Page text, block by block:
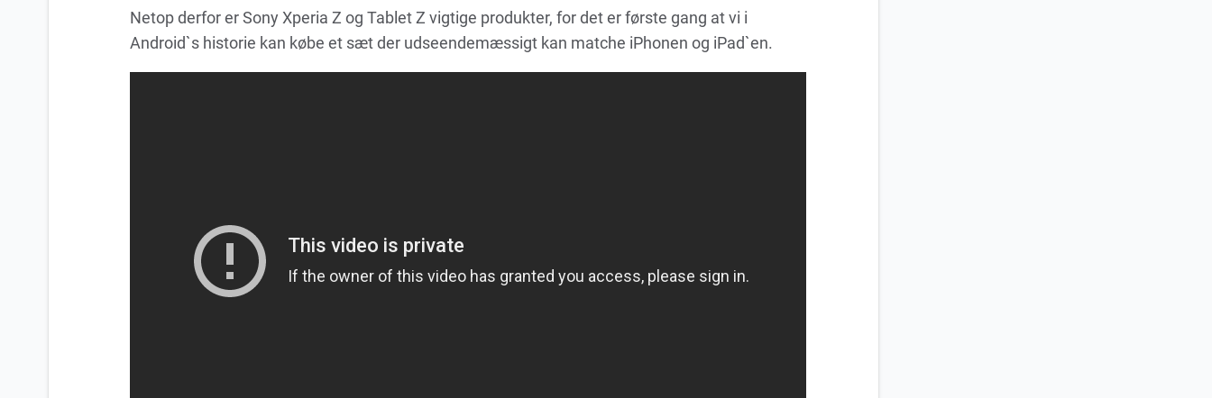
Netop derfor er Sony Xperia Z og Tablet Z vigtige produkter, for det er første gang at vi i
Android`s historie kan købe et sæt der udseendemæssigt kan matche iPhonen og iPad`en.